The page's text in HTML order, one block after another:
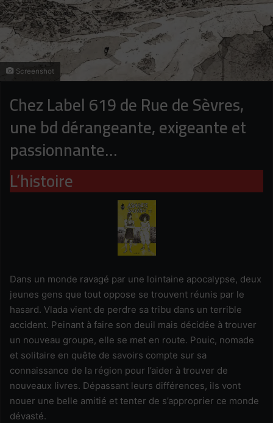
Screenshot
Chez Label 619 de Rue de Sèvres,
une bd dérangeante, exigeante et
passionnante…
L’histoire
Dans un monde ravagé par une lointaine apocalypse, deux
jeunes gens que tout oppose se trouvent réunis par le
hasard. Vlada vient de perdre sa tribu dans un terrible
accident. Peinant à faire son deuil mais décidée à trouver
un nouveau groupe, elle se met en route. Pouic, nomade
et solitaire en quête de savoirs compte sur sa
connaissance de la région pour l’aider à trouver de
nouveaux livres. Dépassant leurs différences, ils vont
nouer une belle amitié et tenter de s’approprier ce monde
dévasté.